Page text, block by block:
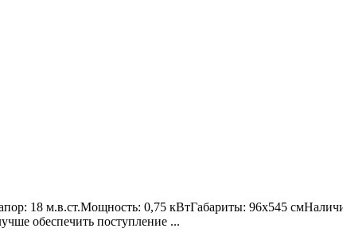
18 м.в.ст.Мощность: 0,75 кВтГабариты: 96х545
обеспечить поступление ...